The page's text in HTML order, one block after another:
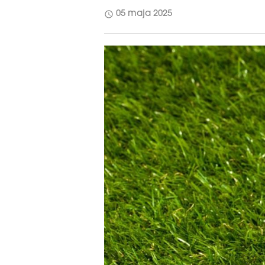
schedule 05 maja 2025